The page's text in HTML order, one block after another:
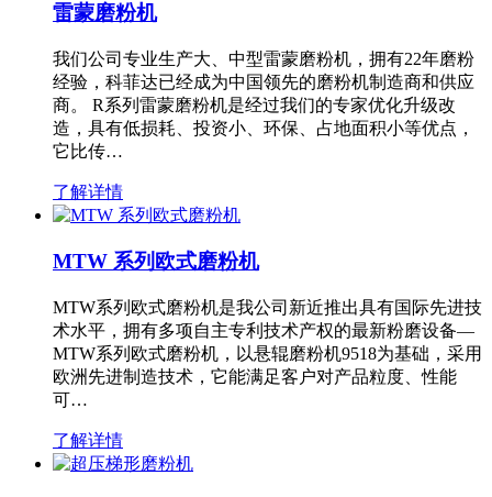
雷蒙磨粉机
我们公司专业生产大、中型雷蒙磨粉机，拥有22年磨粉
经验，科菲达已经成为中国领先的磨粉机制造商和供应
商。 R系列雷蒙磨粉机是经过我们的专家优化升级改
造，具有低损耗、投资小、环保、占地面积小等优点，
它比传…
了解详情
MTW 系列欧式磨粉机
MTW系列欧式磨粉机是我公司新近推出具有国际先进技
术水平，拥有多项自主专利技术产权的最新粉磨设备—
MTW系列欧式磨粉机，以悬辊磨粉机9518为基础，采用
欧洲先进制造技术，它能满足客户对产品粒度、性能
可…
了解详情